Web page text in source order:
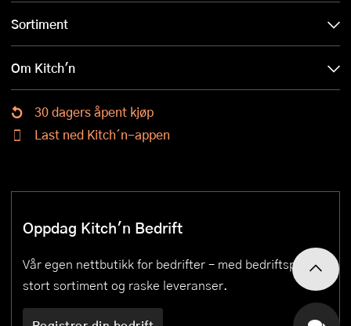
Sortiment
Om Kitch'n
30 dagers åpent kjøp
Last ned Kitch´n-appen
Oppdag Kitch'n Bedrift
Vår egen nettbutikk for bedrifter – med bedriftspriser,
stort sortiment og raske leveranser.